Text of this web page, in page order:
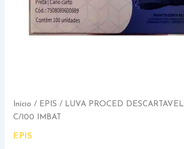
Início / EPIS / LUVA PROCED
C/100 IMBAT
EPIS